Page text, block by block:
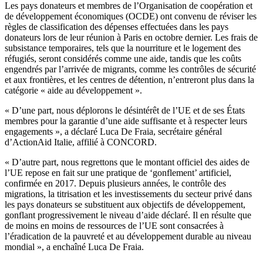
Les pays donateurs et membres de l’Organisation de coopération et
de développement économiques (OCDE) ont convenu de réviser les
règles de classification des dépenses effectuées dans les pays
donateurs lors de leur réunion à Paris en octobre dernier. Les frais de
subsistance temporaires, tels que la nourriture et le logement des
réfugiés, seront considérés comme une aide, tandis que les coûts
engendrés par l’arrivée de migrants, comme les contrôles de sécurité
et aux frontières, et les centres de détention, n’entreront plus dans la
catégorie « aide au développement ».
« D’une part, nous déplorons le désintérêt de l’UE et de ses États
membres pour la garantie d’une aide suffisante et à respecter leurs
engagements », a déclaré Luca De Fraia, secrétaire général
d’ActionAid Italie, affilié à CONCORD.
« D’autre part, nous regrettons que le montant officiel des aides de
l’UE repose en fait sur une pratique de ‘gonflement’ artificiel,
confirmée en 2017. Depuis plusieurs années, le contrôle des
migrations, la titrisation et les investissements du secteur privé dans
les pays donateurs se substituent aux objectifs de développement,
gonflant progressivement le niveau d’aide déclaré. Il en résulte que
de moins en moins de ressources de l’UE sont consacrées à
l’éradication de la pauvreté et au développement durable au niveau
mondial », a enchaîné Luca De Fraia.